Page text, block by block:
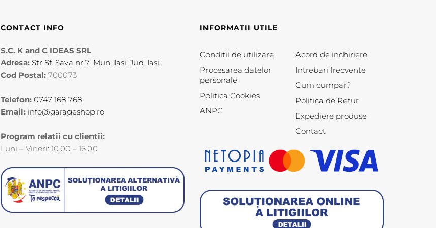
CONTACT INFO
S.C. K and C IDEAS SRL
Adresa: Str Sf. Sava nr 7, Mun. Iasi, Jud. Iasi;
Cod Postal: 700073
Telefon: 0747 168 768
Email: info@garageshop.ro
Program relatii cu clientii:
Luni – Vineri: 10.00 – 16.00
INFORMATII UTILE
Conditii de utilizare
Procesarea datelor
personale
Politica Cookies
ANPC
Acord de inchiriere
Intrebari frecvente
Cum cumpar?
Politica de Retur
Expediere produse
Contact